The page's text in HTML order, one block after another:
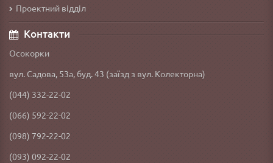
Проектний відділ
Контакти
Осокорки
вул. Садова, 53а, буд. 43 (заїзд з вул. Колекторна)
(044) 332-22-02
(066) 592-22-02
(098) 792-22-02
(093) 092-22-02